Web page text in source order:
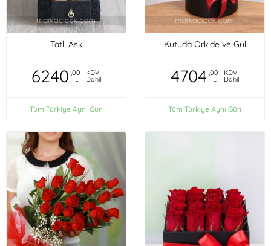
Tatlı Aşk
6240 ,00
TL
KDV
Dahil
Tüm Türkiye Aynı Gün
Kutuda Orkide ve Gül
4704 ,00
TL
KDV
Dahil
Tüm Türkiye Aynı Gün